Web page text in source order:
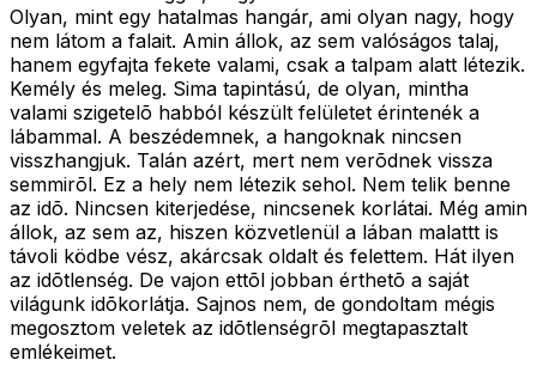
Olyan, mint egy hatalmas hangár, ami olyan nagy, hogy
nem látom a falait. Amin állok, az sem valóságos talaj,
hanem egyfajta fekete valami, csak a talpam alatt létezik.
Kemély és meleg. Sima tapintású, de olyan, mintha
valami szigetelõ habból készült felületet érintenék a
lábammal. A beszédemnek, a hangoknak nincsen
visszhangjuk. Talán azért, mert nem verõdnek vissza
semmirõl. Ez a hely nem létezik sehol. Nem telik benne
az idõ. Nincsen kiterjedése, nincsenek korlátai. Még amin
állok, az sem az, hiszen közvetlenül a lában malattt is
távoli ködbe vész, akárcsak oldalt és felettem. Hát ilyen
az idõtlenség. De vajon ettõl jobban érthetõ a saját
világunk idõkorlátja. Sajnos nem, de gondoltam mégis
megosztom veletek az idõtlenségrõl megtapasztalt
emlékeimet.